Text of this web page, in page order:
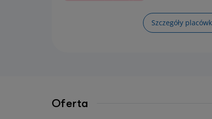
Szczegóły
Oferta